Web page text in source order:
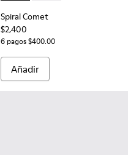
Spiral Comet
$2,400
6 pagos $400.00
Añadir